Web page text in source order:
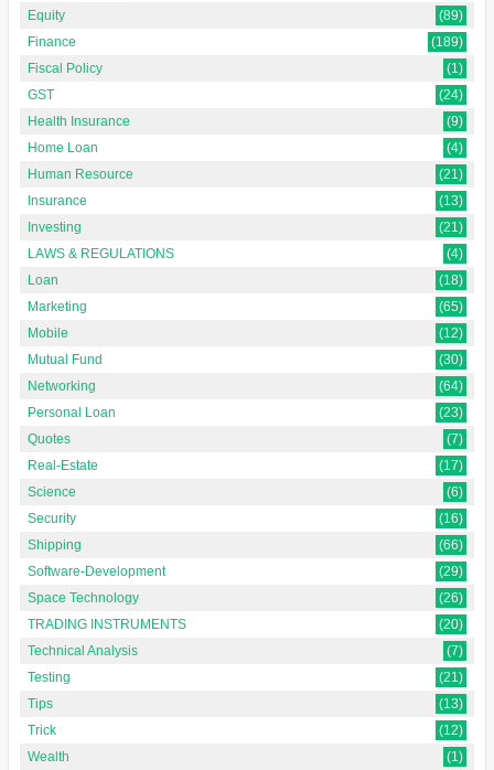
Equity
(89)
Finance
(189)
Fiscal Policy
(1)
GST
(24)
Health Insurance
(9)
Home Loan
(4)
Human Resource
(21)
Insurance
(13)
Investing
(21)
LAWS & REGULATIONS
(4)
Loan
(18)
Marketing
(65)
Mobile
(12)
Mutual Fund
(30)
Networking
(64)
Personal Loan
(23)
Quotes
(7)
Real-Estate
(17)
Science
(6)
Security
(16)
Shipping
(66)
Software-Development
(29)
Space Technology
(26)
TRADING INSTRUMENTS
(20)
Technical Analysis
(7)
Testing
(21)
Tips
(13)
Trick
(12)
Wealth
(1)